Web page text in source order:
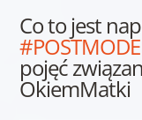
Co to jest
pojęć
OkiemMatki